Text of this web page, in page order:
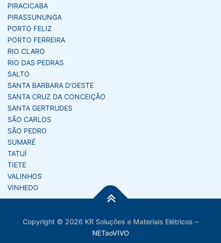
PIRACICABA
PIRASSUNUNGA
PORTO FELIZ
PORTO FERREIRA
RIO CLARO
RIO DAS PEDRAS
SALTO
SANTA BARBARA D'OESTE
SANTA CRUZ DA CONCEIÇÃO
SANTA GERTRUDES
SÃO CARLOS
SÃO PEDRO
SUMARÉ
TATUÍ
TIETE
VALINHOS
VINHEDO
Copyright © 2026 KR Soluções e Materiais Elétricos –
NETaoVIVO